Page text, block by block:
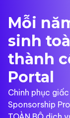
Mỗi
sinh
thành
Portal
Chinh phục
Sponsorship